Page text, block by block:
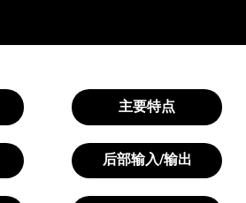
主要特点
后部输入/输出